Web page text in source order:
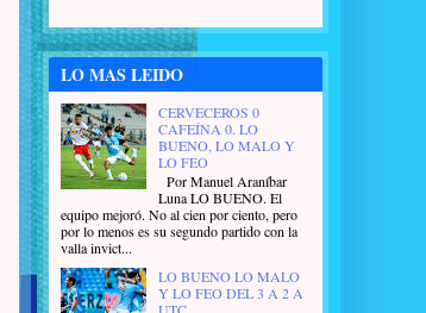
LO MAS LEIDO
CERVECEROS 0
CAFEÍNA 0. LO
BUENO, LO MALO Y
LO FEO
Por Manuel Araníbar
Luna LO BUENO. El
equipo mejoró. No al cien por ciento, pero
por lo menos es su segundo partido con la
valla invict...
LO BUENO LO MALO
Y LO FEO DEL 3 A 2 A